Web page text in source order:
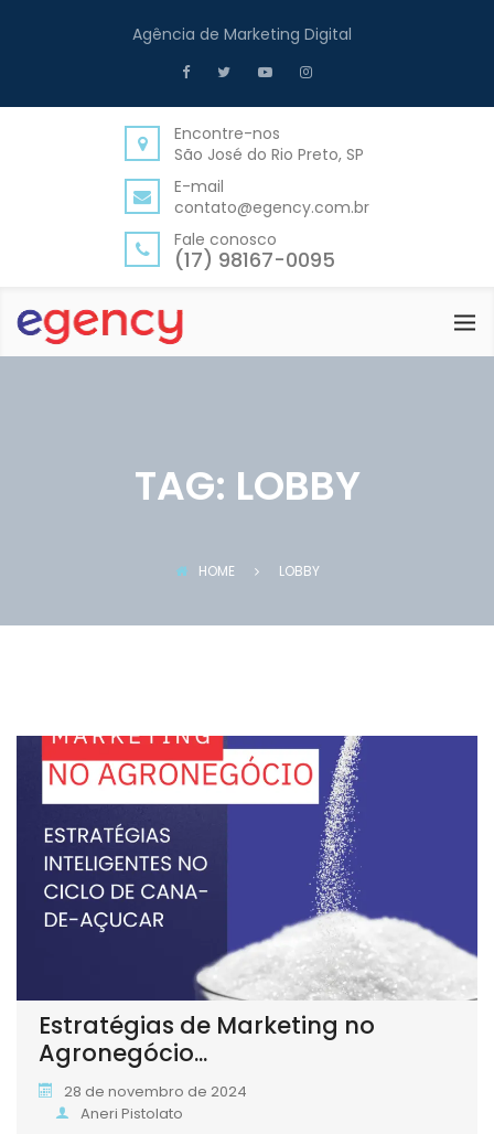
Agência de Marketing Digital
Encontre-nos
São José do Rio Preto, SP
E-mail
contato@egency.com.br
Fale conosco
(17) 98167-0095
TAG: LOBBY
HOME LOBBY
Estratégias de Marketing no
Agronegócio...
28 de novembro de 2024
Aneri Pistolato